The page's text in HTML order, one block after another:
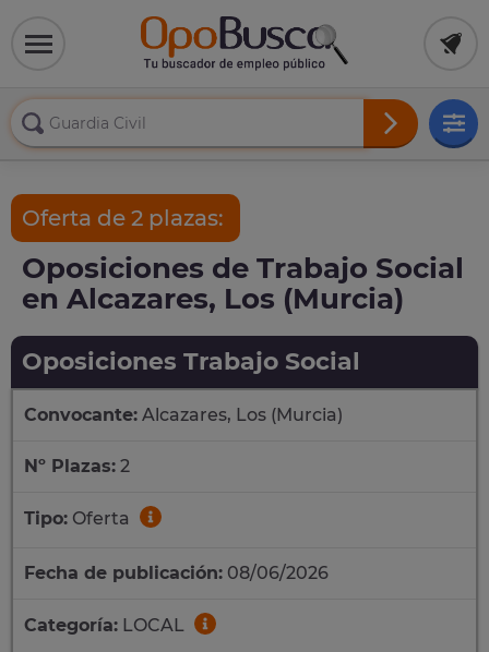
Oferta de 2 plazas:
Oposiciones de Trabajo Social
en Alcazares, Los (Murcia)
Oposiciones Trabajo Social
Convocante: Alcazares, Los (Murcia)
Nº Plazas: 2
Tipo: Oferta
Fecha de publicación: 08/06/2026
Categoría: LOCAL